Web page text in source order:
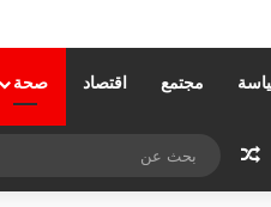
مجتمع اقتصاد صحة
مقال عشوائي